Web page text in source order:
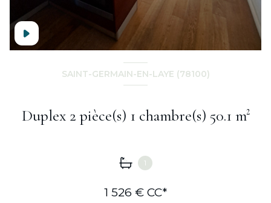
SAINT-GERMAIN-EN-LAYE (78100)
Duplex 2 pièce(s) 1 chambre(s) 50.1 m²
1
1 526 € CC*